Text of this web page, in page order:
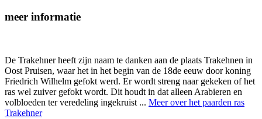
meer informatie
De Trakehner heeft zijn naam te danken aan de plaats Trakehnen in
Oost Pruisen, waar het in het begin van de 18de eeuw door koning
Friedrich Wilhelm gefokt werd. Er wordt streng naar gekeken of het
ras wel zuiver gefokt wordt. Dit houdt in dat alleen Arabieren en
volbloeden ter veredeling ingekruist ... Meer over het paarden ras
Trakehner